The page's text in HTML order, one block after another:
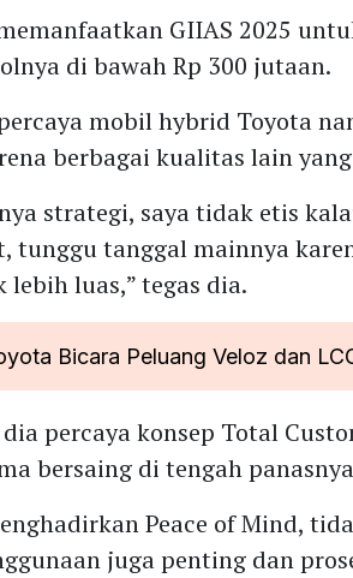
GIIAS 2025
di bawah Rp 300 jutaan.
mobil hybrid Toyota
berbagai kualitas lain
strategi, saya tidak etis
tunggu tanggal mainnya
luas,” tegas dia.
Bicara Peluang Veloz dan
percaya konsep Total
bersaing di tengah
Peace of Mind,
juga penting dan